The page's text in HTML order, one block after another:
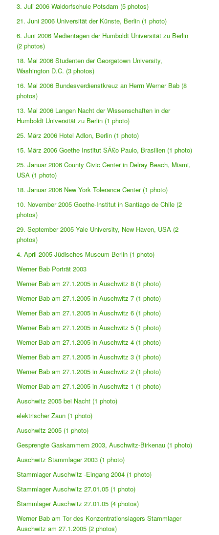
3. Juli 2006 Waldorfschule Potsdam (5 photos)
21. Juni 2006 Universität der Künste, Berlin (1 photo)
6. Juni 2006 Medientagen der Humboldt Universität zu Berlin
(2 photos)
18. Mai 2006 Studenten der Georgetown University,
Washington D.C. (3 photos)
16. Mai 2006 Bundesverdienstkreuz an Herrn Werner Bab (8
photos)
13. Mai 2006 Langen Nacht der Wissenschaften in der
Humboldt Universität zu Berlin (1 photo)
25. März 2006 Hotel Adlon, Berlin (1 photo)
15. März 2006 Goethe Institut SÃ£o Paulo, Brasilien (1 photo)
25. Januar 2006 County Civic Center in Delray Beach, Miami,
USA (1 photo)
18. Januar 2006 New York Tolerance Center (1 photo)
10. November 2005 Goethe-Institut in Santiago de Chile (2
photos)
29. September 2005 Yale University, New Haven, USA (2
photos)
4. April 2005 Jüdisches Museum Berlin (1 photo)
Werner Bab Porträt 2003
Werner Bab am 27.1.2005 in Auschwitz 8 (1 photo)
Werner Bab am 27.1.2005 in Auschwitz 7 (1 photo)
Werner Bab am 27.1.2005 in Auschwitz 6 (1 photo)
Werner Bab am 27.1.2005 in Auschwitz 5 (1 photo)
Werner Bab am 27.1.2005 in Auschwitz 4 (1 photo)
Werner Bab am 27.1.2005 in Auschwitz 3 (1 photo)
Werner Bab am 27.1.2005 in Auschwitz 2 (1 photo)
Werner Bab am 27.1.2005 in Auschwitz 1 (1 photo)
Auschwitz 2005 bei Nacht (1 photo)
elektrischer Zaun (1 photo)
Auschwitz 2005 (1 photo)
Gesprengte Gaskammern 2003, Auschwitz-Birkenau (1 photo)
Auschwitz Stammlager 2003 (1 photo)
Stammlager Auschwitz -Eingang 2004 (1 photo)
Stammlager Auschwitz 27.01.05 (1 photo)
Stammlager Auschwitz 27.01.05 (4 photos)
Werner Bab am Tor des Konzentrationslagers Stammlager
Auschwitz am 27.1.2005 (2 photos)